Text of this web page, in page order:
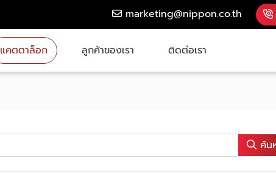
marketing@nippon.co.th
แคตตาล็อก ลูกค้าของเรา ติดต่อเรา
ค้น